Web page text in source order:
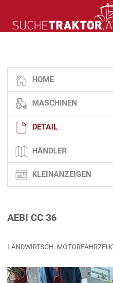
HOME
MASCHINEN
DETAIL
HÄNDLER
KLEINANZEIGEN
AEBI CC 36
LANDWIRTSCH.